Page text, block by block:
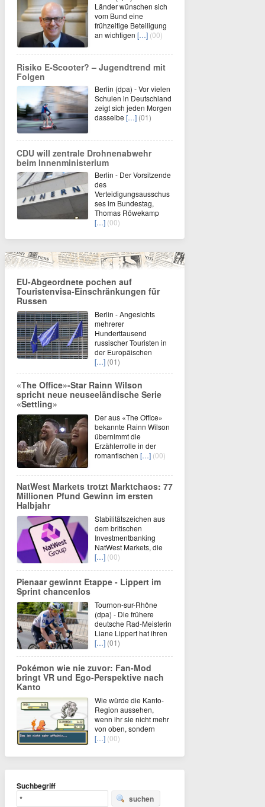
Länder wünschen sich
vom Bund eine
frühzeitige Beteiligung
an wichtigen […] (00)
Risiko E-Scooter? – Jugendtrend mit
Folgen
Berlin (dpa) - Vor vielen
Schulen in Deutschland
zeigt sich jeden Morgen
dasselbe […] (01)
CDU will zentrale Drohnenabwehr
beim Innenministerium
Berlin - Der Vorsitzende
des
Verteidigungsausschus
ses im Bundestag,
Thomas Röwekamp
[…] (00)
EU-Abgeordnete pochen auf
Touristenvisa-Einschränkungen für
Russen
Berlin - Angesichts
mehrerer
Hunderttausend
russischer Touristen in
der Europäischen
[…] (01)
«The Office»-Star Rainn Wilson
spricht neue neuseeländische Serie
«Settling»
Der aus «The Office»
bekannte Rainn Wilson
übernimmt die
Erzählerrolle in der
romantischen […] (00)
NatWest Markets trotzt Marktchaos: 77
Millionen Pfund Gewinn im ersten
Halbjahr
Stabilitätszeichen aus
dem britischen
Investmentbanking
NatWest Markets, die
[…] (00)
Pienaar gewinnt Etappe - Lippert im
Sprint chancenlos
Tournon-sur-Rhône
(dpa) - Die frühere
deutsche Rad-Meisterin
Liane Lippert hat ihren
[…] (01)
Pokémon wie nie zuvor: Fan-Mod
bringt VR und Ego-Perspektive nach
Kanto
Wie würde die Kanto-
Region aussehen,
wenn ihr sie nicht mehr
von oben, sondern
[…] (00)
Suchbegriff
suchen